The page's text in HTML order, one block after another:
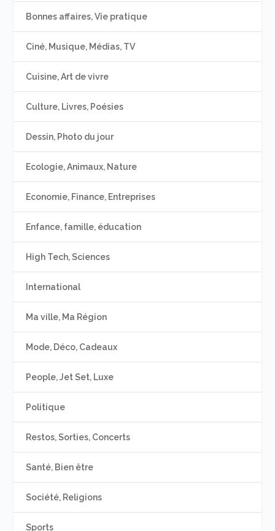
Bonnes affaires, Vie pratique
Ciné, Musique, Médias, TV
Cuisine, Art de vivre
Culture, Livres, Poésies
Dessin, Photo du jour
Ecologie, Animaux, Nature
Economie, Finance, Entreprises
Enfance, famille, éducation
High Tech, Sciences
International
Ma ville, Ma Région
Mode, Déco, Cadeaux
People, Jet Set, Luxe
Politique
Restos, Sorties, Concerts
Santé, Bien être
Société, Religions
Sports